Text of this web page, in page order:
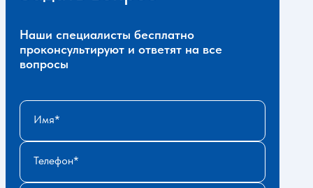
Наши специалисты бесплатно
проконсультируют и ответят на все
вопросы
Имя
Телефон